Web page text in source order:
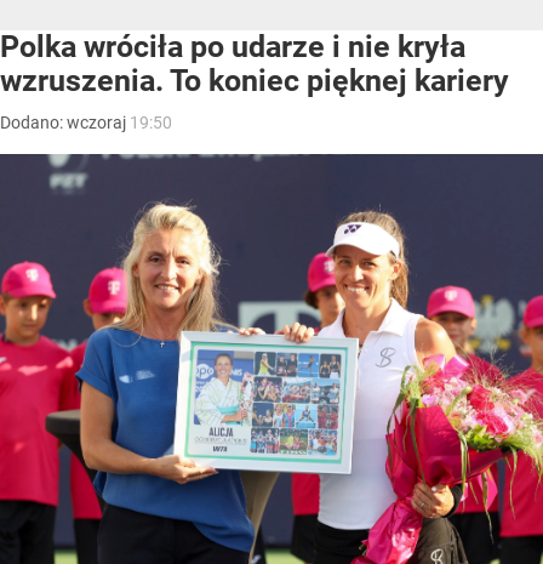
Polka wróciła po udarze i nie kryła
wzruszenia. To koniec pięknej kariery
Dodano:wczoraj 19:50